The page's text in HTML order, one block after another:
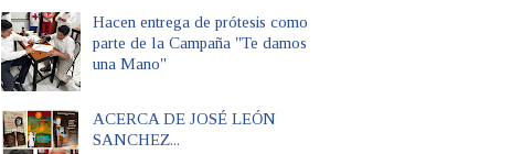
Hacen entrega de prótesis como
parte de la Campaña "Te damos
una Mano"
ACERCA DE JOSÉ LEÓN
SANCHEZ...